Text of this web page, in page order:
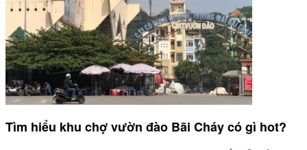
Tìm hiểu khu chợ vườn đào Bãi Cháy có gì hot?